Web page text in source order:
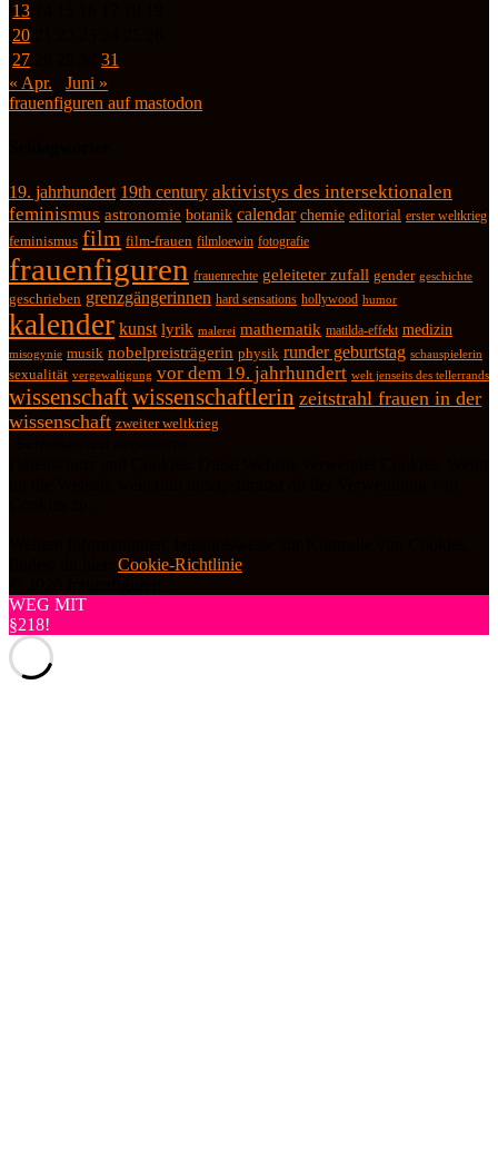
13
20
27
31
« Apr.
Juni »
frauenfiguren auf mastodon
19. jahrhundert 19th century aktivistys des intersektionalen
feminismus astronomie botanik calendar chemie editorial erster weltkrieg
feminismus film film-frauen filmloewin fotografie
frauenfiguren frauenrechte geleiteter zufall gender geschichte
geschrieben grenzgängerinnen hard sensations hollywood humor
kalender kunst lyrik malerei mathematik matilda-effekt medizin
misogynie musik nobelpreisträgerin physik runder geburtstag schauspielerin
sexualität vergewaltigung vor dem 19. jahrhundert welt jenseits des tellerrands
wissenschaftwissenschaftlerin zeitstrahl frauen in der
wissenschaft zweiter weltkrieg
Cookie-Richtlinie
WEG MIT
§218!